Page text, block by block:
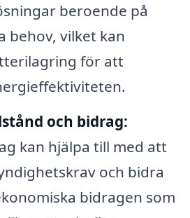
beroende på
behov, vilket kan
för att
och bidrag:
kan hjälpa till med att
och bidra
bidragen som